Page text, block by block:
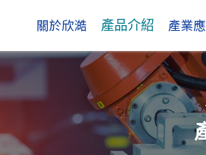
關於欣澔 產品介紹 產業